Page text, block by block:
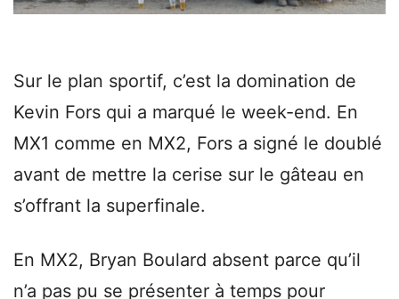
Sur le plan sportif, c’est la domination de
Kevin Fors qui a marqué le week-end. En
MX1 comme en MX2, Fors a signé le doublé
avant de mettre la cerise sur le gâteau en
s’offrant la superfinale.
En MX2, Bryan Boulard absent parce qu’il
n’a pas pu se présenter à temps pour